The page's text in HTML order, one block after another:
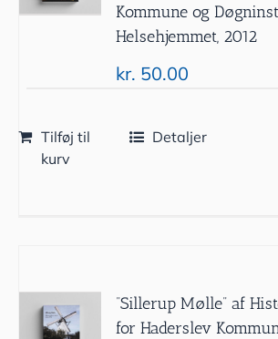
Kommune og
Helsehjemmet, 2012
kr. 50.00
Tilføj til
kurv
Detaljer
”Sillerup Mølle” af
for Haderslev